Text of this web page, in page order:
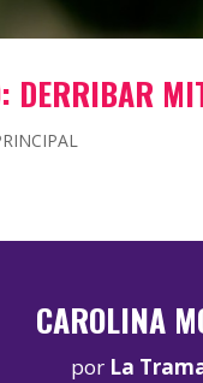
DERRIBAR
CAROLINA
por La